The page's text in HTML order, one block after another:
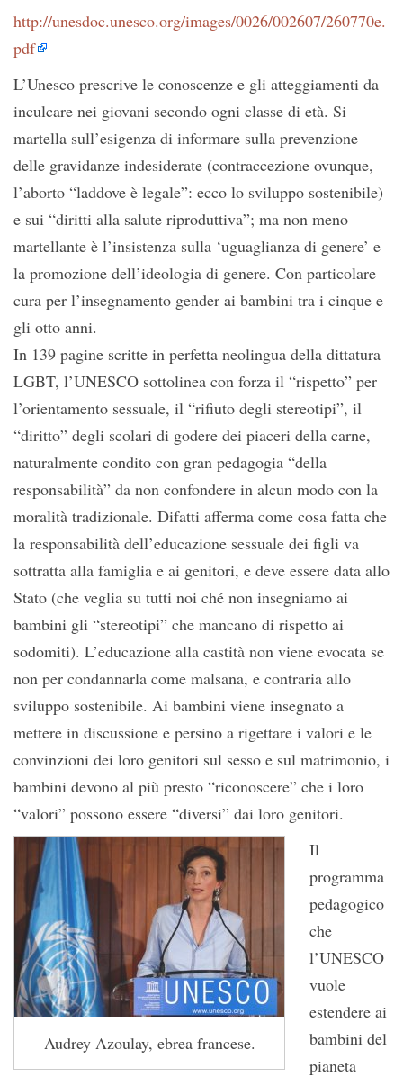
http://unesdoc.unesco.org/images/0026/002607/260770e.
pdf
L’Unesco prescrive le conoscenze e gli atteggiamenti da
inculcare nei giovani secondo ogni classe di età. Si
martella sull’esigenza di informare sulla prevenzione
delle gravidanze indesiderate (contraccezione ovunque,
l’aborto “laddove è legale”: ecco lo sviluppo sostenibile)
e sui “diritti alla salute riproduttiva”; ma non meno
martellante è l’insistenza sulla ‘uguaglianza di genere’ e
la promozione dell’ideologia di genere. Con particolare
cura per l’insegnamento gender ai bambini tra i cinque e
gli otto anni.
In 139 pagine scritte in perfetta neolingua della dittatura
LGBT, l’UNESCO sottolinea con forza il “rispetto” per
l’orientamento sessuale, il “rifiuto degli stereotipi”, il
“diritto” degli scolari di godere dei piaceri della carne,
naturalmente condito con gran pedagogia “della
responsabilità” da non confondere in alcun modo con la
moralità tradizionale. Difatti afferma come cosa fatta che
la responsabilità dell’educazione sessuale dei figli va
sottratta alla famiglia e ai genitori, e deve essere data allo
Stato (che veglia su tutti noi ché non insegniamo ai
bambini gli “stereotipi” che mancano di rispetto ai
sodomiti). L’educazione alla castità non viene evocata se
non per condannarla come malsana, e contraria allo
sviluppo sostenibile. Ai bambini viene insegnato a
mettere in discussione e persino a rigettare i valori e le
convinzioni dei loro genitori sul sesso e sul matrimonio, i
bambini devono al più presto “riconoscere” che i loro
“valori” possono essere “diversi” dai loro genitori.
Audrey Azoulay, ebrea francese.
Il
programma
pedagogico
che
l’UNESCO
vuole
estendere ai
bambini del
pianeta